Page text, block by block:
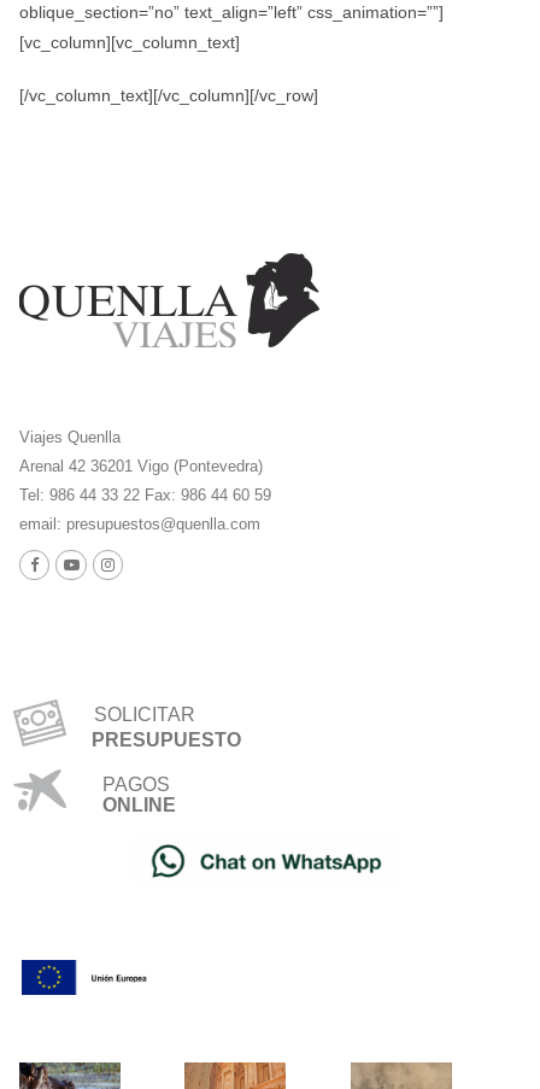
oblique_section=”no” text_align=”left” css_animation=””]
[vc_column][vc_column_text]
[/vc_column_text][/vc_column][/vc_row]
Viajes Quenlla
Arenal 42 36201 Vigo (Pontevedra)
Tel: 986 44 33 22 Fax: 986 44 60 59
email: presupuestos@quenlla.com
SOLICITAR
PRESUPUESTO
PAGOS
ONLINE